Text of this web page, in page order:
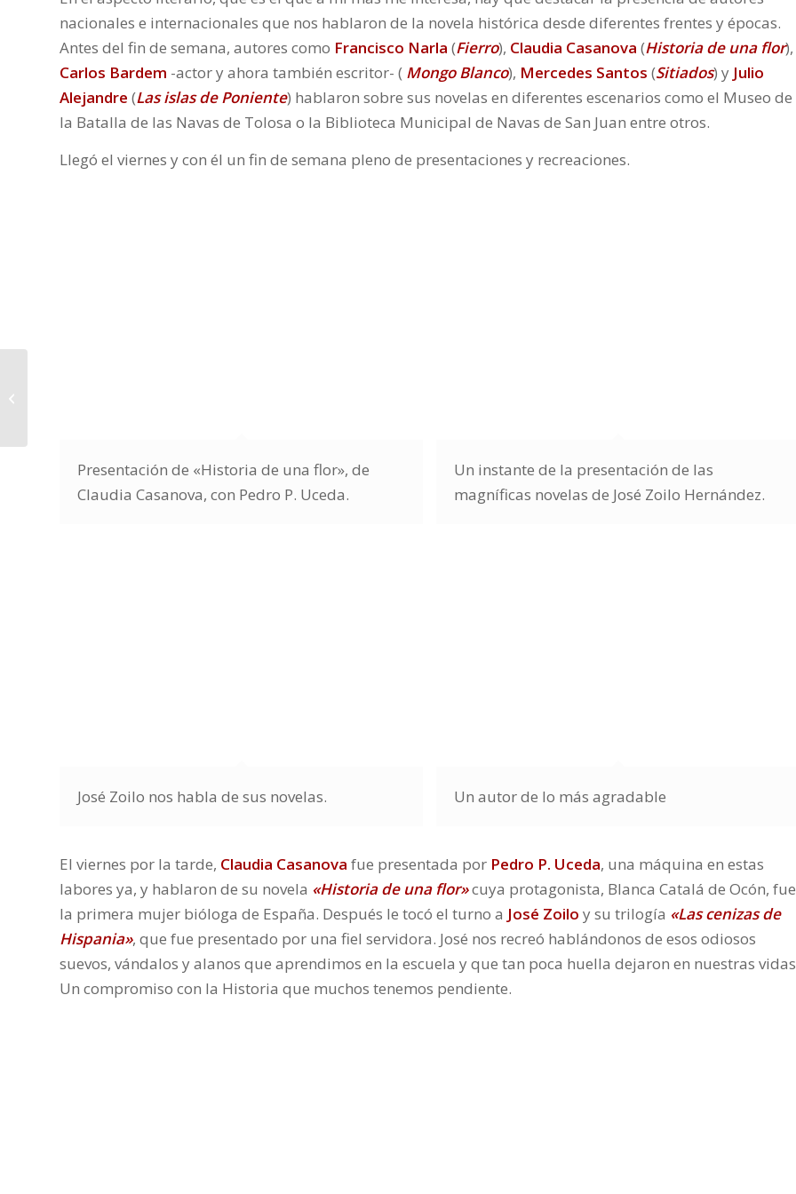
nacionales e internacionales que nos hablaron de la novela histórica desde diferentes frentes y épocas.
Antes del fin de semana, autores como Francisco Narla (Fierro), Claudia Casanova (Historia de una flor),
Carlos Bardem -actor y ahora también escritor- ( Mongo Blanco), Mercedes Santos (Sitiados) y Julio
Alejandre (Las islas de Poniente) hablaron sobre sus novelas en diferentes escenarios como el Museo de
la Batalla de las Navas de Tolosa o la Biblioteca Municipal de Navas de San Juan entre otros.
Llegó el viernes y con él un fin de semana pleno de presentaciones y recreaciones.
Presentación de «Historia de una flor», de
Claudia Casanova, con Pedro P. Uceda.
Un instante de la presentación de las
magníficas novelas de José Zoilo Hernández.
José Zoilo nos habla de sus novelas. Un autor de lo más agradable
El viernes por la tarde, Claudia Casanova fue presentada por Pedro P. Uceda, una máquina en estas
labores ya, y hablaron de su novela «Historia de una flor»cuya protagonista, Blanca Catalá de Ocón, fue
la primera mujer bióloga de España. Después le tocó el turno a José Zoilo y su trilogía «Las cenizas de
Hispania», que fue presentado por una fiel servidora. José nos recreó hablándonos de esos odiosos
suevos, vándalos y alanos que aprendimos en la escuela y que tan poca huella dejaron en nuestras
Un compromiso con la Historia que muchos tenemos pendiente.